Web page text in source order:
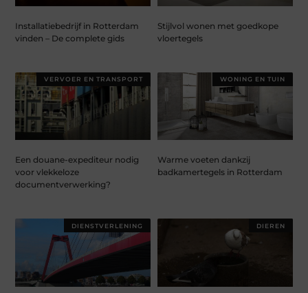
Installatiebedrijf in Rotterdam
vinden – De complete gids
Stijlvol wonen met goedkope
vloertegels
VERVOER EN TRANSPORT
Een douane-expediteur nodig
voor vlekkeloze
documentverwerking?
WONING EN TUIN
Warme voeten dankzij
badkamertegels in Rotterdam
DIENSTVERLENING DIEREN